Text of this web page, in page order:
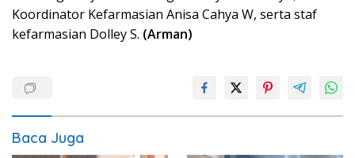
Koordinator Kefarmasian Anisa Cahya W, serta staf
kefarmasian Dolley S. (Arman)
Baca Juga